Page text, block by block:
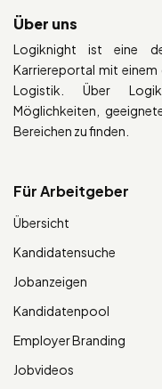
Über uns
Logiknight ist eine
Karriereportal mit
Logistik. Über
Möglichkeiten,
Bereichen zu finden.
Für Arbeitgeber
Übersicht
Kandidatensuche
Jobanzeigen
Kandidatenpool
Employer Branding
Jobvideos